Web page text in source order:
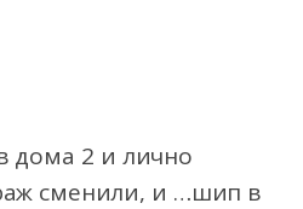
дома 2 и лично
сменили, и …шип в